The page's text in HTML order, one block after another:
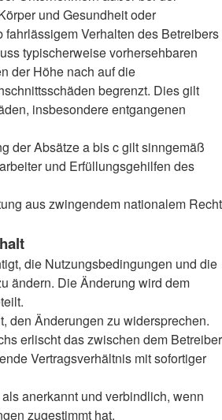
und Gesundheit oder
fahrlässigem Verhalten des Betreibers
typischerweise vorhersehbaren
der Höhe nach auf die
begrenzt. Dies gilt
insbesondere entgangenen
der Absätze a bis c gilt sinngemäß
und Erfüllungsgehilfen des
aus zwingendem nationalem Recht
die Nutzungsbedingungen und die
ändern. Die Änderung wird dem
den Änderungen zu widersprechen.
erlischt das zwischen dem Betreiber
Vertragsverhältnis mit sofortiger
anerkannt und verbindlich, wenn
zugestimmt hat.